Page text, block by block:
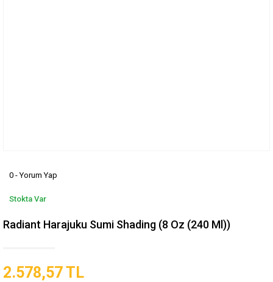
0 - Yorum Yap
Stokta Var
Radiant Harajuku Sumi Shading (8 Oz (240 Ml))
2.578,57 TL